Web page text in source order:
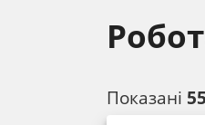
Показані